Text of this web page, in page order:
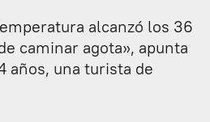
alcanzó los 36
caminar agota», apunta
años, una turista de